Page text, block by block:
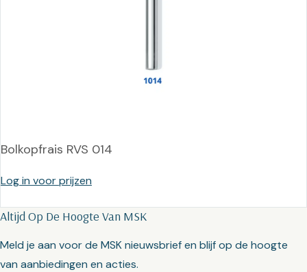
Bolkopfrais RVS 014
Log in voor prijzen
Altijd Op De Hoogte Van MSK
Meld je aan voor de MSK nieuwsbrief en blijf op de hoogte
van aanbiedingen en acties.